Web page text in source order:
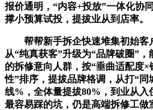
报价通明，“内容+投放”一体化协
撑小预算试投，提拔业从到店率。
帮帮新手拆企快速堆集初始客
从“纯真获客”升级为“品牌破圈”
的拆修意向人群，按“垂曲适配度×
性”排序，提拔品牌格调，从打“同
线%，全体量提拔80%，到业从入
最容易踩的坑，仍是高端拆修工做